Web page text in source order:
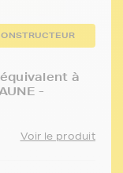
à
-
Voir le produit